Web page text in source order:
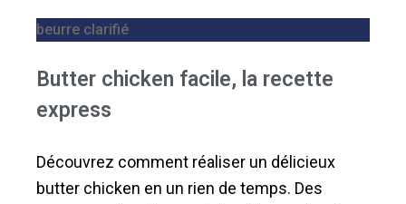
beurre clarifié
Butter chicken facile, la recette
express
Découvrez comment réaliser un délicieux
butter chicken en un rien de temps. Des